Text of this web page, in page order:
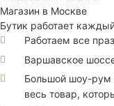
Магазин в Москве
Бутик работает
Работаем все
Варшавское
Большой шоу-рум
весь товар,